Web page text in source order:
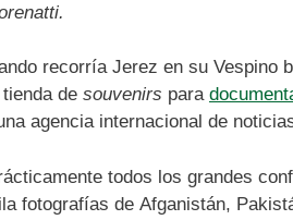
recorría Jerez en su Vespino
de souvenirs para
agencia internacional de
todos los grandes
fotografías de Afganistán,